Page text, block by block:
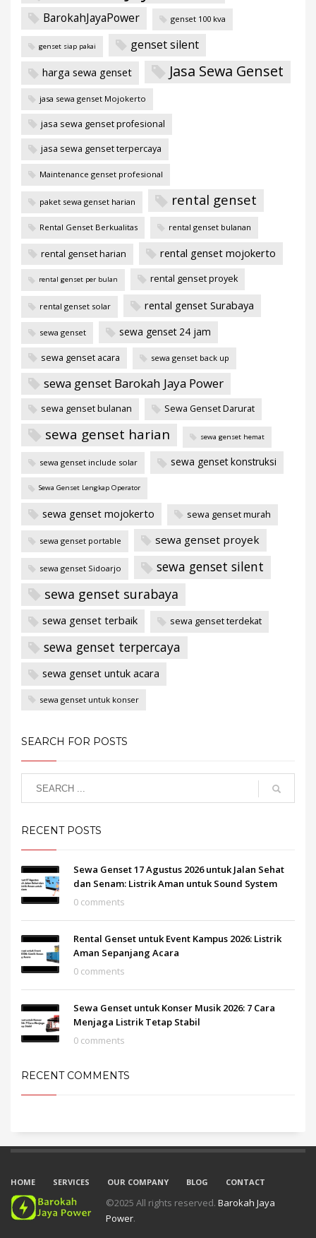
BarokahJayaPower genset 100 kva
genset siap pakai genset silent
harga sewa genset Jasa Sewa Genset
jasa sewa genset Mojokerto
jasa sewa genset profesional
jasa sewa genset terpercaya
Maintenance genset profesional
paket sewa genset harian rental genset
Rental Genset Berkualitas rental genset bulanan
rental genset harian rental genset mojokerto
rental genset per bulan rental genset proyek
rental genset solar rental genset Surabaya
sewa genset sewa genset 24 jam
sewa genset acara sewa genset back up
sewa genset Barokah Jaya Power
sewa genset bulanan Sewa Genset Darurat
sewa genset harian sewa genset hemat
sewa genset include solar sewa genset konstruksi
Sewa Genset Lengkap Operator
sewa genset mojokerto sewa genset murah
sewa genset portable sewa genset proyek
sewa genset Sidoarjo
sewa genset silent
sewa genset surabaya
sewa genset terbaik sewa genset terdekat
sewa genset terpercaya
sewa genset untuk acara
sewa genset untuk konser
SEARCH FOR POSTS
RECENT POSTS
Sewa Genset 17 Agustus 2026 untuk Jalan Sehat
dan Senam: Listrik Aman untuk Sound System
0 comments
Rental Genset untuk Event Kampus 2026: Listrik
Aman Sepanjang Acara
0 comments
Sewa Genset untuk Konser Musik 2026: 7 Cara
Menjaga Listrik Tetap Stabil
0 comments
RECENT COMMENTS
HOME SERVICES OUR COMPANY BLOG CONTACT
©2025 All rights reserved. Barokah Jaya
Power.